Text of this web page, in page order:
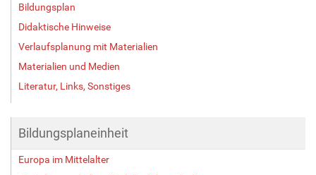
Bildungsplan
Didaktische Hinweise
Verlaufsplanung mit Materialien
Materialien und Medien
Literatur, Links, Sonstiges
Bildungsplaneinheit
Europa im Mittelalter